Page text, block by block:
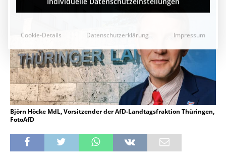
Björn Höcke MdL, Vorsitzender der AfD-Landtagsfraktion Thüringen,
FotoAfD